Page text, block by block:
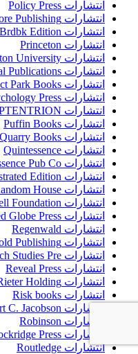
انتشارات Policy Press
انتشارات Pottermore Publishing
انتشارات Priddy Books US; Brdbk Edition
انتشارات Princeton
انتشارات Princeton University
انتشارات Professional Publications
انتشارات Prospect Park Books
انتشارات Psychology Press
انتشارات PU SEPTENTRION
انتشارات Puffin Books
انتشارات Quarry Books
انتشارات Quintessence
انتشارات Quintessence Pub Co
انتشارات Quorum Books; Illustrated Edition
انتشارات Random House
انتشارات Rebecca at the Well Foundation
انتشارات Red Globe Press
انتشارات Regenwald
انتشارات Reinhold Publishing
انتشارات Research Studies Pre
انتشارات Reveal Press
انتشارات Rieter Holding
انتشارات Risk books
انتشارات Robert C. Jacobson
انتشارات Robinson
انتشارات Rockridge Press
انتشارات Routledge